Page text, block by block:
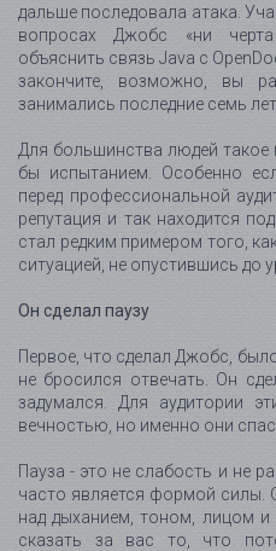
дальше последовала атака.
вопросах Джобс «ни
объяснить связь Java с
закончите, возможно, вы
занимались последние семь
Для большинства людей такое
бы испытанием. Особенно
перед профессиональной
репутация и так находится
стал редким примером того,
ситуацией, не опустившись до
Он сделал паузу
Первое, что сделал Джобс,
не бросился отвечать. Он
задумался. Для аудитории
вечностью, но именно они
Пауза - это не слабость и не
часто является формой силы.
над дыханием, тоном, лицом
сказать за вас то, что